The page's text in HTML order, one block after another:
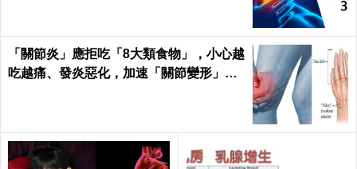
「關節炎」應拒吃「8大類食物」，小心越
吃越痛、發炎惡化，加速「關節變形」！